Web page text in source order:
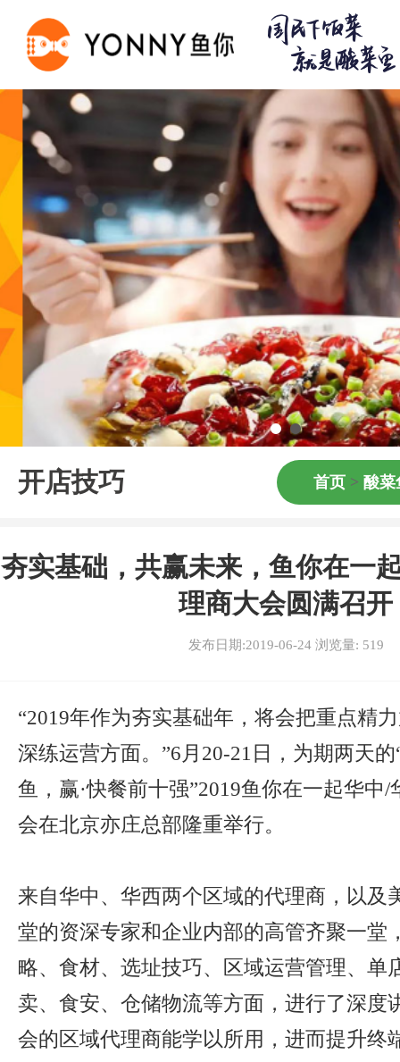
开店技巧 首页 > 酸菜
夯实基础，共赢未来，鱼你在一
理商大会圆满召开
发布日期:2019-06-24 浏览量: 519
“2019年作为夯实基础年，将会把重点精
深练运营方面。”6月20-21日，为期两天的
鱼，赢·快餐前十强”2019鱼你在一起华中
会在北京亦庄总部隆重举行。
来自华中、华西两个区域的代理商，以及
堂的资深专家和企业内部的高管齐聚一堂
略、食材、选址技巧、区域运营管理、单
卖、食安、仓储物流等方面，进行了深度
会的区域代理商能学以所用，进而提升终